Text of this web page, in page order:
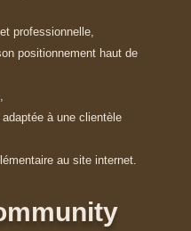
professionnelle,
positionnement haut de
à une clientèle
au site internet.